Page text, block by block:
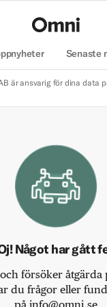
Senaste
är ansvarig för dina data
Något har gått
försöker åtgärda
du frågor eller